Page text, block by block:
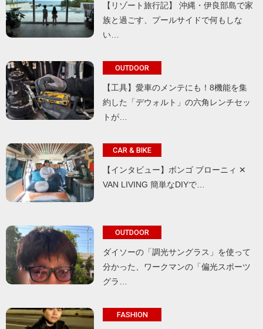
【リゾート旅行記】 沖縄・伊良部島で家
族と過ごす、プールサイドで何もしな
い…
OUTDOOR
【工具】愛車のメンテにも！8機能を集
約した「デウォルト」の六角レンチセッ
トが…
CAR & BIKE
【インタビュー】ボンゴ ブローニィ ✕
VAN LIVING 簡単なDIYで…
OUTDOOR
ダイソーの「調光サングラス」を使って
分かった、ワークマンの「偏光スポーツ
グラ…
FASHION